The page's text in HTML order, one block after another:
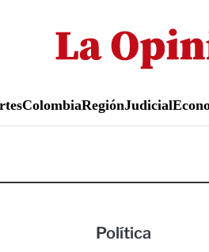
al
contenido
ColombiaRegiónJudicial
Política